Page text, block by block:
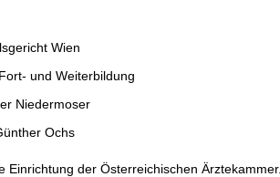
Wien
und Weiterbildung
Niedermoser
Ochs
der Österreichischen Ärztekammer.